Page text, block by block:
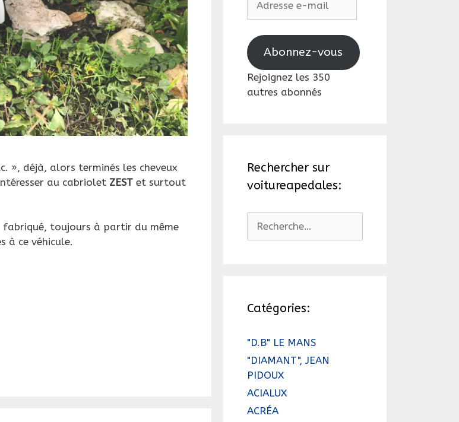
», déjà, alors terminés les cheveux
au cabriolet ZEST et surtout
fabriqué, toujours à partir du même
à ce véhicule.
Abonnez-vous
Rejoignez les 350
autres abonnés
Rechercher sur
voitureapedales:
Catégories:
"D.B" LE MANS
"DIAMANT", JEAN
PIDOUX
ACIALUX
ACRÉA